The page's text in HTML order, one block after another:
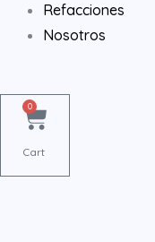
Refacciones
Nosotros
0
Cart